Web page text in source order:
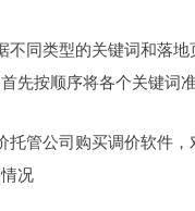
不同类型的关键词和落
先按顺序将各个关键词
托管公司购买调价软件
况